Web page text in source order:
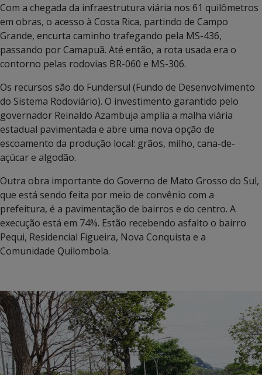
Com a chegada da infraestrutura viária nos 61 quilômetros
em obras, o acesso à Costa Rica, partindo de Campo
Grande, encurta caminho trafegando pela MS-436,
passando por Camapuã. Até então, a rota usada era o
contorno pelas rodovias BR-060 e MS-306.
Os recursos são do Fundersul (Fundo de Desenvolvimento
do Sistema Rodoviário). O investimento garantido pelo
governador Reinaldo Azambuja amplia a malha viária
estadual pavimentada e abre uma nova opção de
escoamento da produção local: grãos, milho, cana-de-
açúcar e algodão.
Outra obra importante do Governo de Mato Grosso do Sul,
que está sendo feita por meio de convênio com a
prefeitura, é a pavimentação de bairros e do centro. A
execução está em 74%. Estão recebendo asfalto o bairro
Pequi, Residencial Figueira, Nova Conquista e a
Comunidade Quilombola.